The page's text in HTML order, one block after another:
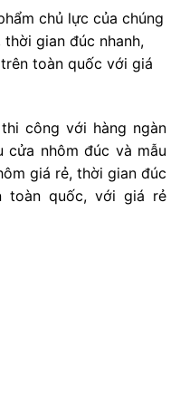
chủ lực của chúng
gian đúc nhanh,
toàn quốc với giá
công với hàng ngàn
cửa nhôm đúc và mẫu
giá rẻ, thời gian đúc
toàn quốc, với giá rẻ